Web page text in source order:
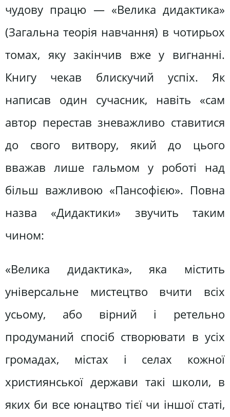
чудову працю — «Велика дидактика»
(Загальна теорія навчання) в чотирьох
томах, яку закінчив вже у вигнанні.
Книгу чекав блискучий успіх. Як
написав один сучасник, навіть «сам
автор перестав зневажливо ставитися
до свого витвору, який до цього
вважав лише гальмом у роботі над
більш важливою «Пансофією». Повна
назва «Дидактики» звучить таким
чином:
«Велика дидактика», яка містить
універсальне мистецтво вчити всіх
усьому, або вірний і ретельно
продуманий спосіб створювати в усіх
громадах, містах і селах кожної
християнської держави такі школи, в
яких би все юнацтво тієї чи іншої статі,